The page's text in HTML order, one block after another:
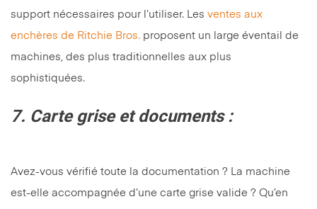
support nécessaires pour l’utiliser. Les ventes aux
enchères de Ritchie Bros. proposent un large éventail de
machines, des plus traditionnelles aux plus
sophistiquées.
7. Carte grise et documents :
Avez-vous vérifié toute la documentation ? La machine
est-elle accompagnée d’une carte grise valide ? Qu’en